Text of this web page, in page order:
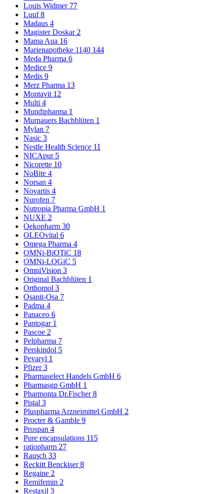
Louis Widmer 77
Luuf8
Madaus 4
Magister Doskar2
Mama Aua 16
Marienapotheke 1140 144
Meda Pharma 6
Medice 9
Medis 9
Merz Pharma 13
Montavit 12
Multi 4
Mundipharma 1
Murnauers Bachblüten 1
Mylan 7
Nasic 3
Nestle Health Science 11
NICApur 5
Nicorette 10
NoBite 4
Norsan 4
Novartis 4
Nurofen 7
Nutropia Pharma GmbH 1
NUXE 2
Oekopharm 30
OLEOvital 6
Omega Pharma 4
OMNi-BiOTiC 18
OMNi-LOGiC 5
OmniVision 3
Original Bachblüten 1
Orthomol 3
Osanit-Osa 7
Padma 4
Panaceo 6
Pantogar 1
Pascoe 2
Pelpharma 7
Perskindol 5
Pevaryl 1
Pfizer3
Pharmaselect Handels GmbH 6
Pharmasgp GmbH 1
Pharmonta Dr.Fischer8
Pistal 3
Pluspharma Arzneimittel GmbH 2
Procter & Gamble 9
Prospan 4
Pure encapsulations 115
ratiopharm 27
Rausch 33
Reckitt Benckiser8
Regaine 2
Remifemin 2
Restaxil 3